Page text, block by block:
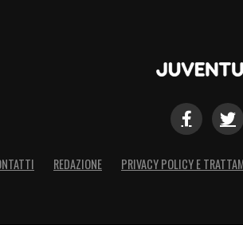
molto per la squadra e
Non è finito niente,
voglia di dimostrare e di
REDAZIONE PRIVACY POLICY E